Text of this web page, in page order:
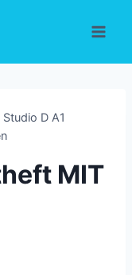
Studio D A1
MIT